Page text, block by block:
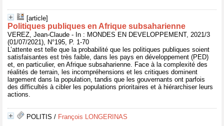
[article]
Politiques publiques en Afrique subsaharienne
VEREZ, Jean-Claude - In : MONDES EN DEVELOPPEMENT, 2021/3
(01/07/2021), N°195, P. 1-70
L’attente est telle que la probabilité que les politiques publiques soient
satisfaisantes est très faible, dans les pays en développement (PED)
et, en particulier, en Afrique subsaharienne. Face à la complexité des
réalités de terrain, les incompréhensions et les critiques dominent
largement dans la population, tandis que les gouvernants ont parfois
des difficultés à cibler les populations prioritaires et à hiérarchiser leurs
actions.
POLITIS / François LONGERINAS